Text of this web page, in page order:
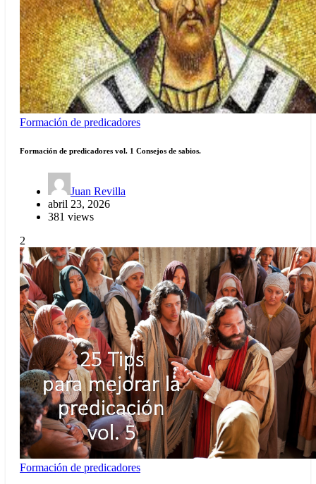
Formación de predicadores
Formación de predicadores vol. 1 Consejos de sabios.
Juan Revilla
abril 23, 2026
381 views
2
Formación de predicadores